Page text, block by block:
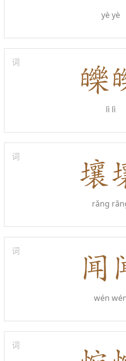
yè yè
词
lì lì
词
rǎng
词
wén
词